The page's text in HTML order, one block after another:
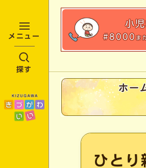
メニュー
探す
小
#8000ま
ホー
ここから本文です
ひとり